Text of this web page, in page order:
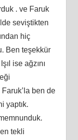
. ve Faruk
seviştikten
hiç
Ben teşekkür
ise ağzını
ben de
yaptık.
tekli